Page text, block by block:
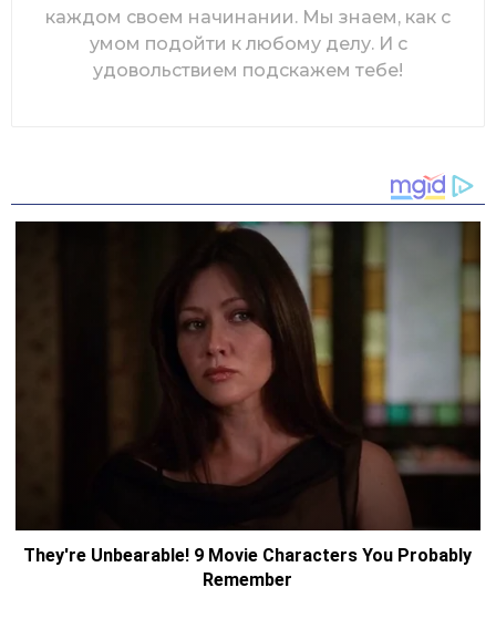
каждом своем начинании. Мы знаем, как с
умом подойти к любому делу. И с
удовольствием подскажем тебе!